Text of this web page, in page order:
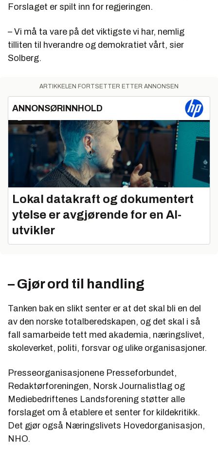
Forslaget er spilt inn for regjeringen.
– Vi må ta vare på det viktigste vi har, nemlig
tilliten til hverandre og demokratiet vårt, sier
Solberg.
ARTIKKELEN FORTSETTER ETTER ANNONSEN
ANNONSØRINNHOLD
Lokal datakraft og dokumentert
ytelse er avgjørende for en AI-
utvikler
– Gjør ord til handling
Tanken bak en slikt senter er at det skal bli en del
av den norske totalberedskapen, og det skal i så
fall samarbeide tett med akademia, næringslivet,
skoleverket, politi, forsvar og ulike organisasjoner.
Presseorganisasjonene Presseforbundet,
Redaktørforeningen, Norsk Journalistlag og
Mediebedriftenes Landsforening støtter alle
forslaget om å etablere et senter for kildekritikk.
Det gjør også Næringslivets Hovedorganisasjon,
NHO.